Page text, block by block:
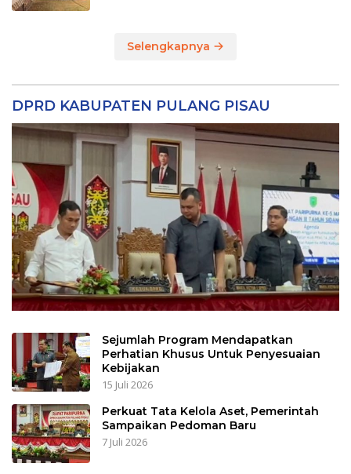
Selengkapnya
DPRD KABUPATEN PULANG PISAU
Sejumlah Program Mendapatkan
Perhatian Khusus Untuk Penyesuaian
Kebijakan
15 Juli 2026
Perkuat Tata Kelola Aset, Pemerintah
Sampaikan Pedoman Baru
7 Juli 2026